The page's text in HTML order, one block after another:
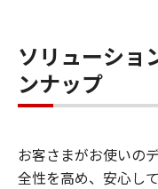
ソリューショ
ンナップ
お客さまがお使いの
全性を高め、安心し